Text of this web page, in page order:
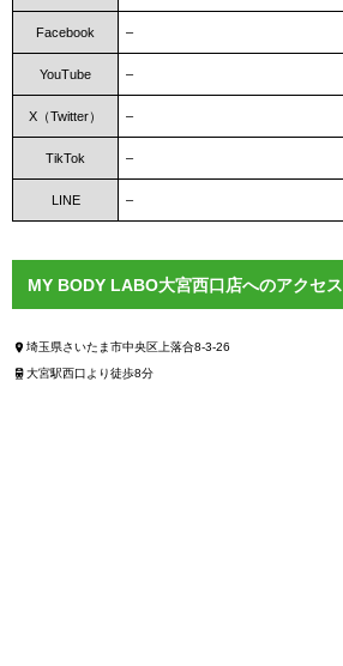
Facebook –
YouTube –
X（Twitter） –
TikTok –
LINE –
MY BODY LABO大宮西口店へのアクセス
埼玉県さいたま市中央区上落合8-3-26
大宮駅西口より徒歩8分